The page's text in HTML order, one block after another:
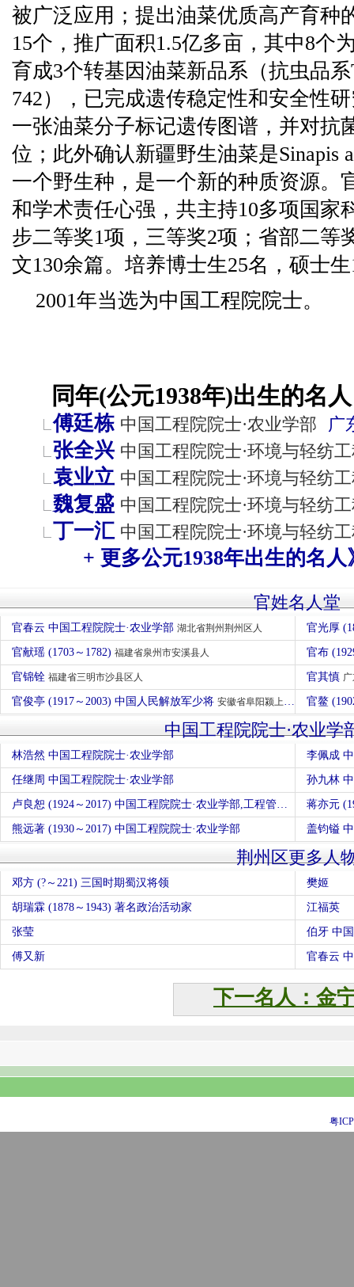
被广泛应用；提出油菜优质高产育种
15个，推广面积1.5亿多亩，其中8个
育成3个转基因油菜新品系（抗虫品
742），已完成遗传稳定性和安全性
一张油菜分子标记遗传图谱，并对抗
位；此外确认新疆野生油菜是Sinapis
一个野生种，是一个新的种质资源。
和学术责任心强，共主持10多项国家
步二等奖1项，三等奖2项；省部二等
文130余篇。培养博士生25名，硕士
2001年当选为中国工程院院士。
同年(公元1938年)出生的名
傅廷栋 中国工程院院士·农业学部 广
张全兴 中国工程院院士·环境与轻纺
袁业立 中国工程院院士·环境与轻纺
魏复盛 中国工程院院士·环境与轻纺
丁一汇 中国工程院院士·环境与轻纺
+ 更多公元1938年出生的名人
官姓名人堂
官春云 中国工程院院士·农业学部 湖北省荆州荆州区人 官光厚
官献瑶 (1703～1782) 福建省泉州市安溪县人 官布
官锦铨 福建省三明市沙县区人 官其慎
官俊亭 (1917～2003) 中国人民解放军少将 安徽省阜阳颍上人 官鳌
中国工程院院士·农业学
林浩然 中国工程院院士·农业学部 李佩成
任继周 中国工程院院士·农业学部 孙九林
卢良恕 (1924～2017) 中国工程院院士·农业学部,工程管理学部 蒋亦元
熊远著 (1930～2017) 中国工程院院士·农业学部 盖钧镒
荆州区更多人
邓方 (?～221) 三国时期蜀汉将领 樊姬
胡瑞霖 (1878～1943) 著名政治活动家 江福英
张莹 伯牙 中
傅又新 官春云
下一名人：金
粤